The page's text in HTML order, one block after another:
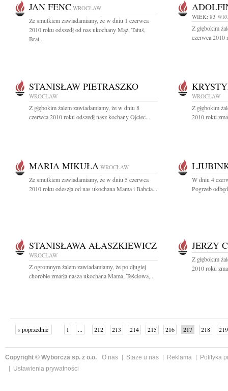
JAN FENC WROCŁAW
Ze smutkiem zawiadamiamy, że w dniu 1 czerwca
2010 roku odszedł od nas ukochany Mąż, Tatuś,
Brat...
WIEK: 83
Z głębokim
czerwca 2010
STANISŁAW PIETRASZKO
WROCŁAW
Z głębokim żalem zawiadamiamy, że w dniu 8
czerwca 2010 roku odszedł nasz kochany Ojciec...
WROCŁAW
Z głębokim
2010 roku
MARIA MIKUŁA WROCŁAW
Ze smutkiem zawiadamiamy, że w dniu 5 czerwca
2010 roku odeszła od nas ukochana Mama i Babcia...
W dniu 4
Pogrzeb
STANISŁAWA AŁASZKIEWICZ
WROCŁAW
Z ogromnym żalem zawiadamiamy, że po długiej
chorobie zmarła nasza ukochana Mama, Teściowa,...
JERZY
Z głębokim
2010 roku
« poprzednie 1 ... 212 213 214 215 216 217 218
219
Copyright © Wyborcza sp. z o.o. O nas Staże u nas Reklama
Polityka
Ustawienia prywatności